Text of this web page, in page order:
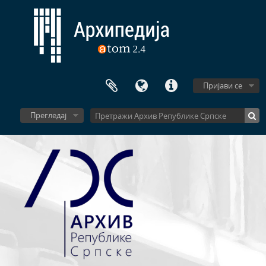
Пријави се
Прегледај